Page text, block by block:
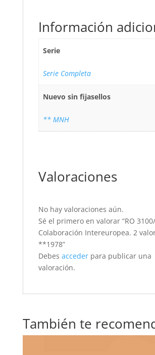
Información
Serie
Serie Completa
Nuevo sin fijasellos
** MNH
Valoraciones
No hay valoraciones aún.
Sé el primero en valorar “RO
Colaboración Intereuropea. 2
**1978”
Debes accederpara publicar una
valoración.
También te